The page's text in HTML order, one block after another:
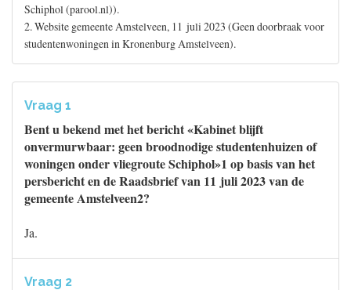
Schiphol (parool.nl)).
2. Website gemeente Amstelveen, 11 juli 2023 (Geen doorbraak voor
studentenwoningen in Kronenburg Amstelveen).
Vraag 1
Bent u bekend met het bericht «Kabinet blijft
onvermurwbaar: geen broodnodige studentenhuizen of
woningen onder vliegroute Schiphol»1 op basis van het
persbericht en de Raadsbrief van 11 juli 2023 van de
gemeente Amstelveen2?
Ja.
Vraag 2